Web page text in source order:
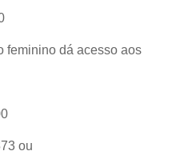
feminino dá acesso aos
ou